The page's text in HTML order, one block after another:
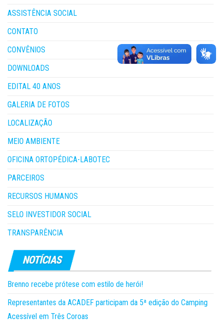
ASSISTÊNCIA SOCIAL
CONTATO
CONVÊNIOS
DOWNLOADS
EDITAL 40 ANOS
GALERIA DE FOTOS
LOCALIZAÇÃO
MEIO AMBIENTE
OFICINA ORTOPÉDICA-LABOTEC
PARCEIROS
RECURSOS HUMANOS
SELO INVESTIDOR SOCIAL
TRANSPARÊNCIA
Brenno recebe prótese com estilo de herói!
Representantes da ACADEF participam da 5ª edição do Camping
Acessível em Três Coroas